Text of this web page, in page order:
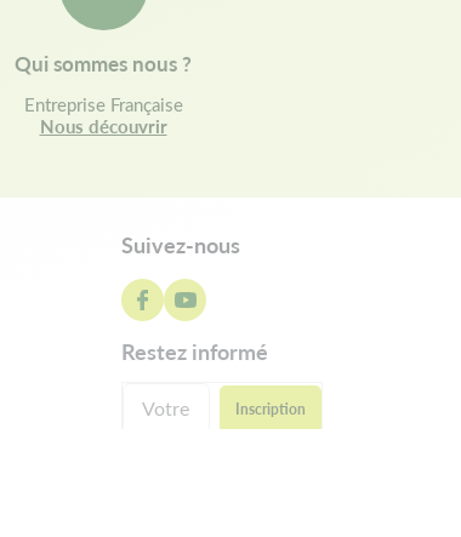
Qui sommes nous ?
Entreprise Française
Nous découvrir
Suivez-nous
restez informé